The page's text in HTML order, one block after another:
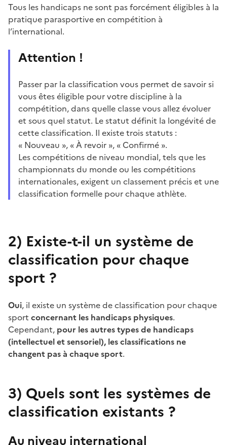
Tous les handicaps ne sont pas forcément éligibles à la
pratique parasportive en compétition à
l’international.
Attention !
Passer par la classification vous permet de savoir si
vous êtes éligible pour votre discipline à la
compétition, dans quelle classe vous allez évoluer
et sous quel statut. Le statut définit la longévité de
cette classification. Il existe trois statuts :
« Nouveau », « À revoir », « Confirmé ».
Les compétitions de niveau mondial, tels que les
championnats du monde ou les compétitions
internationales, exigent un classement précis et une
classification formelle pour chaque athlète.
2) Existe-t-il un système de
classification pour chaque
sport ?
Oui, il existe un système de classification pour chaque
sport concernant les handicaps physiques.
Cependant, pour les autres types de handicaps
(intellectuel et sensoriel), les classifications ne
changent pas à chaque sport.
3) Quels sont les systèmes de
classification existants ?
Au niveau international